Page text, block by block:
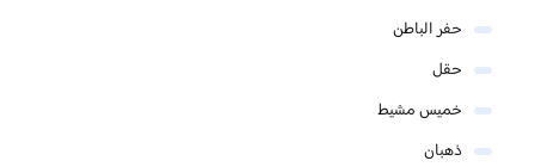
حفر الباطن
حقل
خميس مشيط
ذهبان